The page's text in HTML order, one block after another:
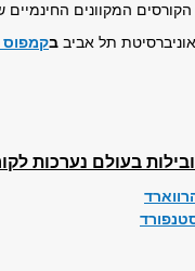
הקורסים המקוונים
תל אביב בקמפוס IL
בעולם נערכות